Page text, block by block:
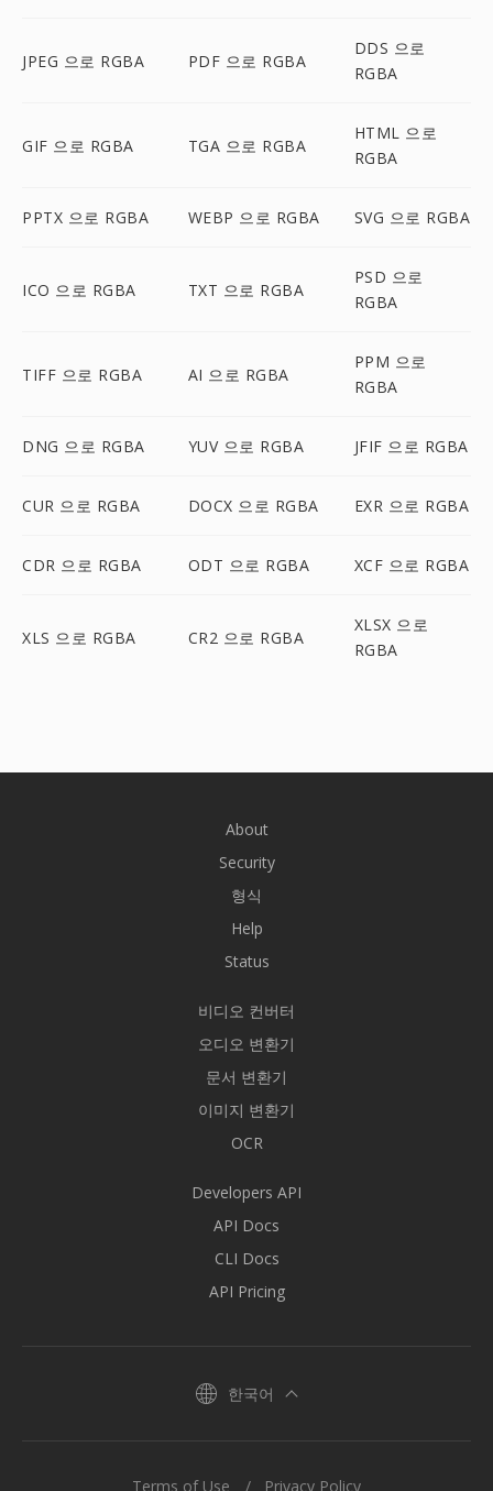
JPEG 으로 RGBA PDF 으로 RGBA
DDS 으로
RGBA
GIF 으로 RGBA TGA 으로 RGBA
HTML 으로
RGBA
PPTX 으로 RGBA WEBP 으로 RGBA SVG 으로 RGBA
ICO 으로 RGBA TXT 으로 RGBA
PSD 으로
RGBA
TIFF 으로 RGBA AI 으로 RGBA
PPM 으로
RGBA
DNG 으로 RGBA YUV 으로 RGBA JFIF 으로 RGBA
CUR 으로 RGBA DOCX 으로 RGBA EXR 으로 RGBA
CDR 으로 RGBA ODT 으로 RGBA XCF 으로 RGBA
XLS 으로 RGBA CR2 으로 RGBA
XLSX 으로
RGBA
About
Security
형식
Help
Status
비디오 컨버터
오디오 변환기
문서 변환기
이미지 변환기
OCR
Developers API
API Docs
CLI Docs
API Pricing
한국어
Terms of Use Privacy Policy